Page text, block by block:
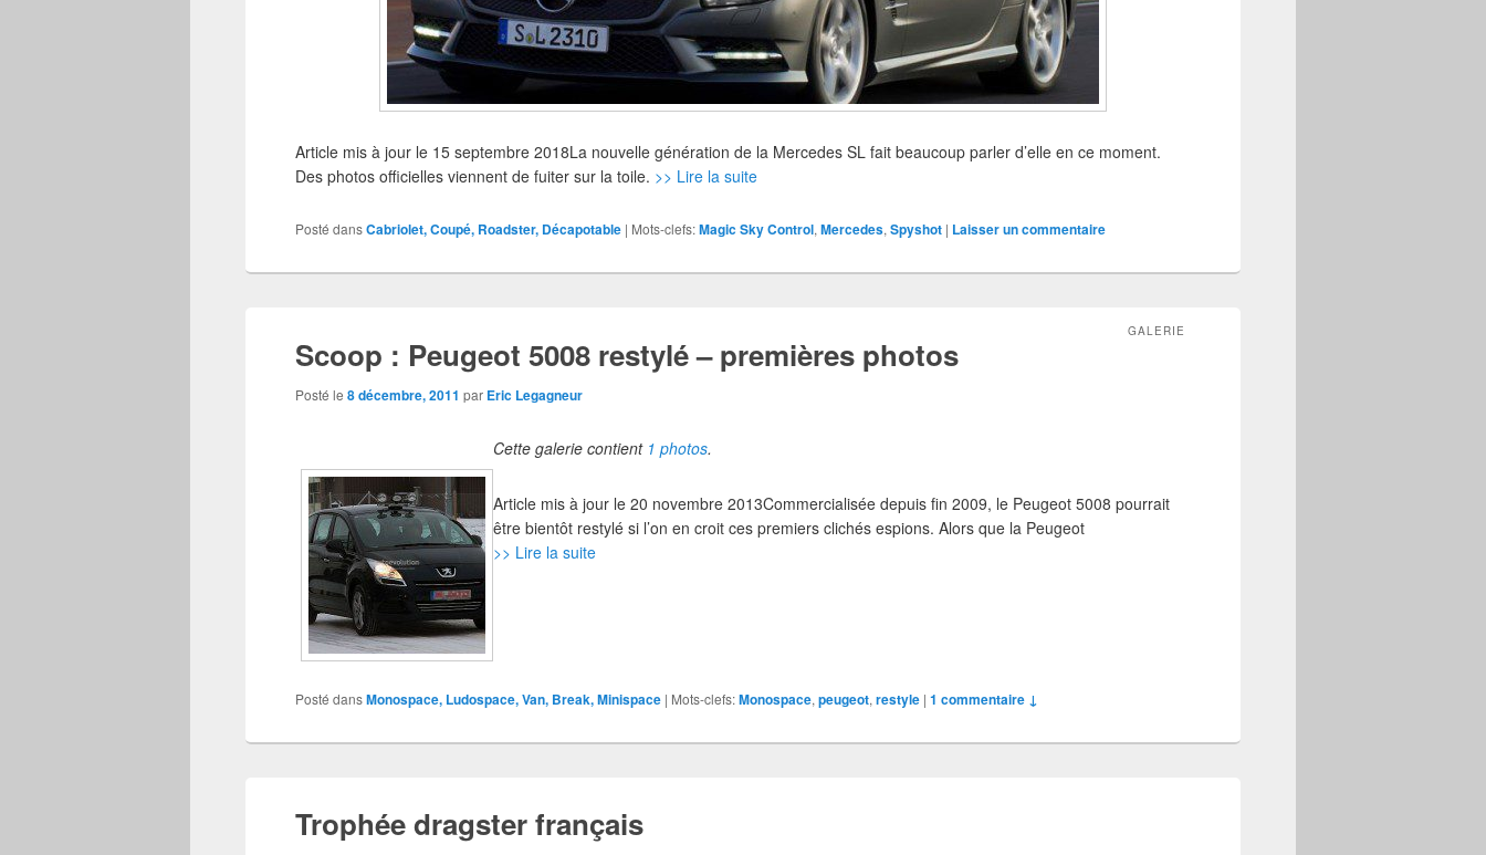
Article mis à jour le 15 septembre 2018La nouvelle génération de la Mercedes SL fait beaucoup parler d’elle en ce moment.
Des photos officielles viennent de fuiter sur la toile. >> Lire la suite
Posté dansCabriolet, Coupé, Roadster, Décapotable | Mots-clefs:Magic Sky Control, Mercedes, Spyshot | Laisser un commentaire
Scoop : Peugeot 5008 restylé – premières photos
GALERIE
Posté le 8 décembre, 2011 par Eric Legagneur
Cette galerie contient 1 photos.
Article mis à jour le 20 novembre 2013Commercialisée depuis fin 2009, le Peugeot 5008 pourrait
être bientôt restylé si l’on en croit ces premiers clichés espions. Alors que la Peugeot
>> Lire la suite
Posté dansMonospace, Ludospace, Van, Break, Minispace | Mots-clefs:Monospace, peugeot, restyle | 1 commentaire ↓
Trophée dragster français